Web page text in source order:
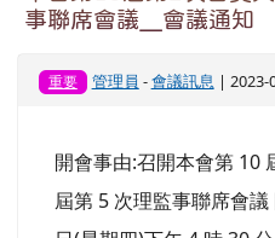
事聯席會議＿會議通知
重要 管理員 -會議訊息 | 2023-
開會事由:召開本會第 10
屆第 5 次理監事聯席會